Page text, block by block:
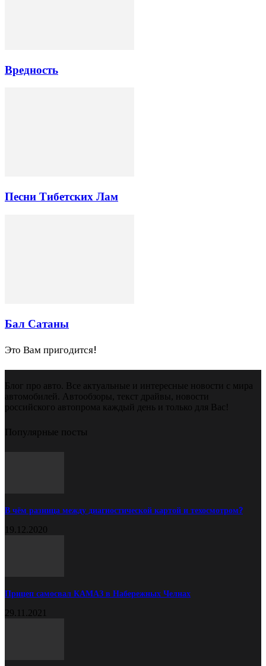
Вредность
Песни Тибетских Лам
Бал Сатаны
Это Вам пригодится!
Блог про авто. Все актуальные и интересные новости с мира
автомобилей. Автообзоры, текст драйвы, новости
российского автопрома каждый день и только для Вас!
Популярные посты
В чём разница между диагностической картой и техосмотром?
19.12.2020
Прицеп самосвал КАМАЗ в Набережных Челнах
29.11.2021